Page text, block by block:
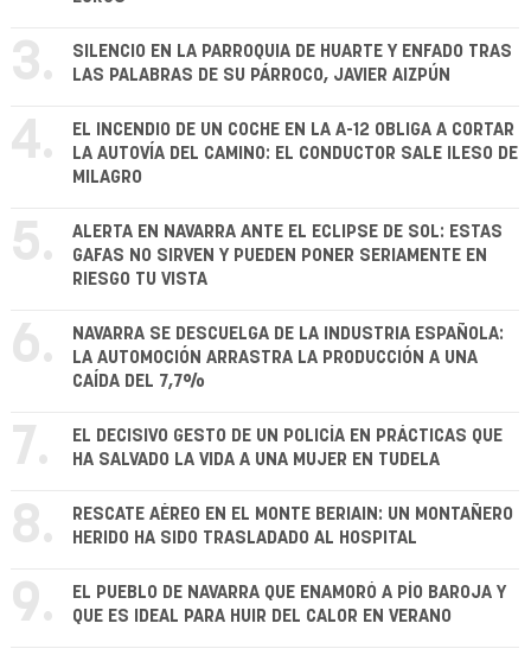
3.
SILENCIO EN LA PARROQUIA DE HUARTE Y ENFADO TRAS
LAS PALABRAS DE SU PÁRROCO, JAVIER AIZPÚN
4.
EL INCENDIO DE UN COCHE EN LA A-12 OBLIGA A CORTAR
LA AUTOVÍA DEL CAMINO: EL CONDUCTOR SALE ILESO DE
MILAGRO
5.
ALERTA EN NAVARRA ANTE EL ECLIPSE DE SOL: ESTAS
GAFAS NO SIRVEN Y PUEDEN PONER SERIAMENTE EN
RIESGO TU VISTA
6.
NAVARRA SE DESCUELGA DE LA INDUSTRIA ESPAÑOLA:
LA AUTOMOCIÓN ARRASTRA LA PRODUCCIÓN A UNA
CAÍDA DEL 7,7%
7.
EL DECISIVO GESTO DE UN POLICÍA EN PRÁCTICAS QUE
HA SALVADO LA VIDA A UNA MUJER EN TUDELA
8.
RESCATE AÉREO EN EL MONTE BERIAIN: UN MONTAÑERO
HERIDO HA SIDO TRASLADADO AL HOSPITAL
9.
EL PUEBLO DE NAVARRA QUE ENAMORÓ A PÍO BAROJA Y
QUE ES IDEAL PARA HUIR DEL CALOR EN VERANO